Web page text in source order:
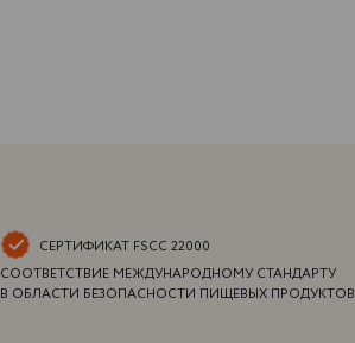
CЕРТИФИКАТ FSCC 22000
СООТВЕТСТВИЕ МЕЖДУНАРОДНОМУ СТАНДАРТУ
В ОБЛАСТИ БЕЗОПАСНОСТИ ПИЩЕВЫХ ПРОДУКТОВ